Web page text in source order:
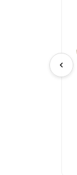
chevron_left